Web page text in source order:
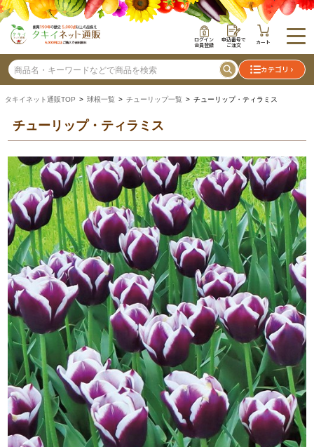
ログイン
会員登録
申込番号で
ご注文 カート
カテゴリ
タキイネット通販TOP > 球根一覧 > チューリップ一覧 > チューリップ・ティラミス
チューリップ・ティラミス